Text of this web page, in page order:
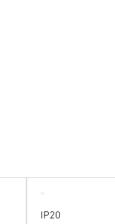
IP20